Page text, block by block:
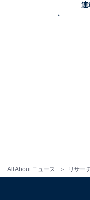
All About ニュース リサー
「小学生の頃、25メ
がつらかった。いつ
連